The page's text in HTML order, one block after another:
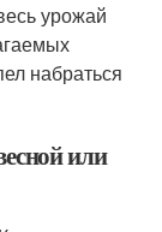
урожай
набраться
или